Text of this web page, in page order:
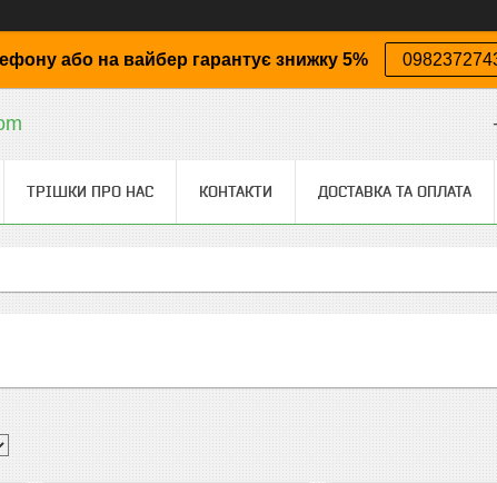
або на вайбер гарантує знижку 5%
ТРІШКИ ПРО НАС КОНТАКТИ ДОСТАВКА ТА ОПЛАТА